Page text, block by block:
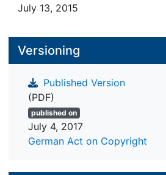
July 13, 2015
Versioning
Published Version
(PDF)
published on
July 4, 2017
German Act on Copyright